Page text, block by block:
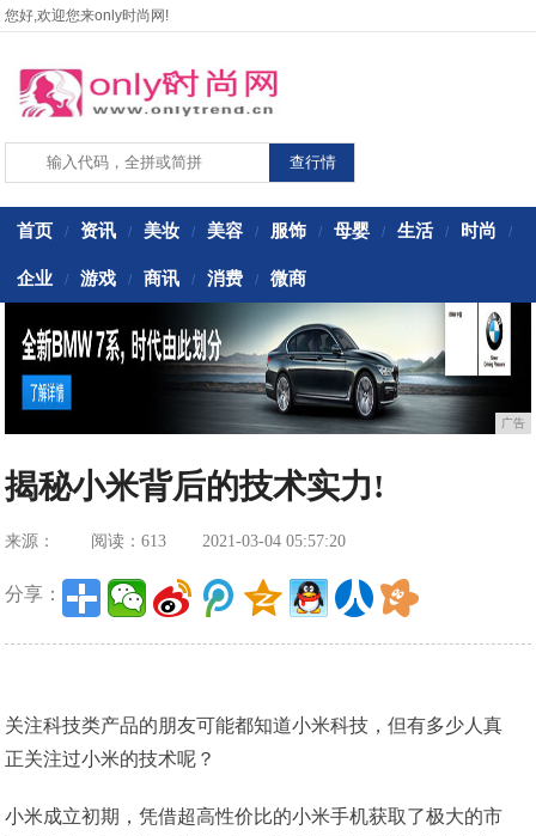
您好,欢迎您来only时尚网!
首页 / 资讯 / 美妆 / 美容 / 服饰 / 母婴 / 生活 / 时尚 /
企业 / 游戏 / 商讯 / 消费 / 微商
广告
揭秘小米背后的技术实力!
来源： 阅读：613 2021-03-04 05:57:20
分享：
关注科技类产品的朋友可能都知道小米科技，但有多少人真
正关注过小米的技术呢？
小米成立初期，凭借超高性价比的小米手机获取了极大的市